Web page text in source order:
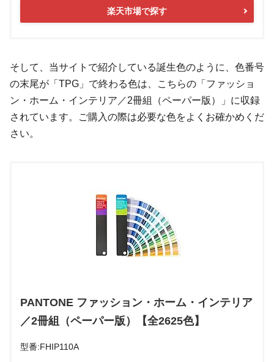
楽天市場で探す
そして、当サイトで紹介している誕生色のように、色番号
の末尾が「TPG」で終わる色は、こちらの「ファッショ
ン・ホーム・インテリア／2冊組（ペーパー版）」に収録
されています。ご購入の際は必要な色をよくお確かめくだ
さい。
PANTONE ファッション・ホーム・インテリア
／2冊組（ペーパー版）【全2625色】
型番:FHIP110A